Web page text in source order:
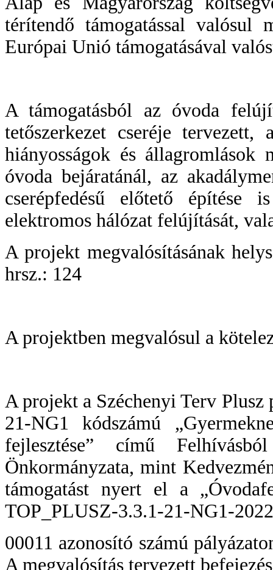
térítendő támogatással
Európai Unió támogatásával
A támogatásból az óvoda
tetőszerkezet cseréje
hiányosságok és
óvoda bejáratánál, az
cserépfedésű előtető építése
elektromos hálózat felújítását,
A projekt megvalósításának
hrsz.: 124
A projektben megvalósul a
A projekt a Széchenyi Terv
21-NG1 kódszámú
fejlesztése” című
Önkormányzata, mint
támogatást nyert el a
TOP_PLUSZ-3.3.1-21-NG1-
00011 azonosító számú
A megvalósítás tervezett